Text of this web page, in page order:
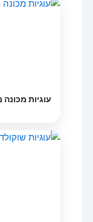
עוגיות מכונה